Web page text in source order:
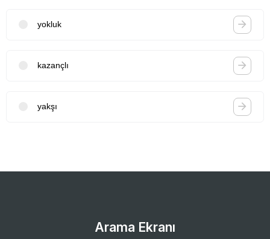
yokluk
kazançlı
yakşı
Arama Ekranı